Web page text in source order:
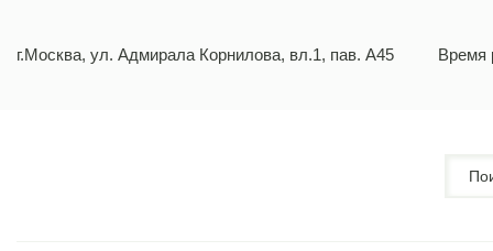
г.Москва, ул. Адмирала Корнилова, вл.1, пав. А45 Время